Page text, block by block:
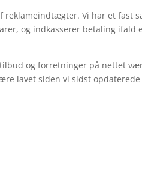
reklameindtægter. Vi har et fast
og indkasserer betaling ifald
og forretninger på nettet
lavet siden vi sidst